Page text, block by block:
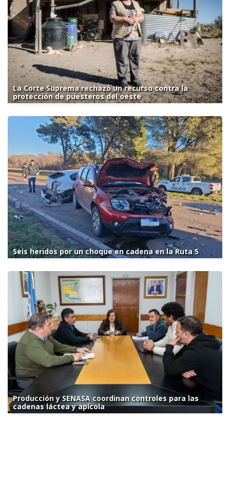
La Corte Suprema rechazó un recurso contra la
protección de puesteros del oeste
Seis heridos por un choque en cadena en la Ruta 5
Producción y SENASA coordinan controles para las
cadenas láctea y apícola